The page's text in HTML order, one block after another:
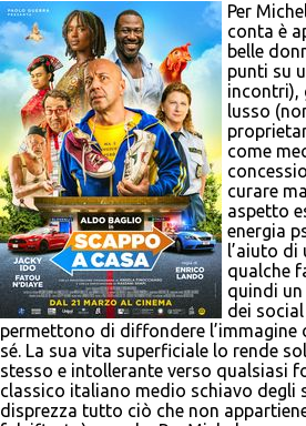
Per
conta è
belle
punti su
incontri),
lusso
come
curare
aspetto
energia
l’aiuto di
qualche
quindi
dei
permettono di diffondere l’immagine
sé. La sua vita superficiale lo rende
stesso e intollerante verso qualsiasi
classico italiano medio schiavo degli
disprezza tutto ciò che non